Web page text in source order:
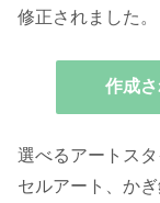
修正されました。
作成
選べるアートス
セルアート、か